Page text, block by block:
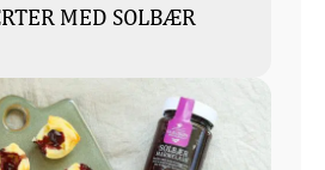
MED SOLBÆR